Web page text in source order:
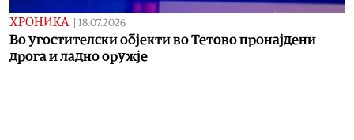
ХРОНИКА 18.07.2026
Во угостителски објекти во Тетово пронајдени
дрога и ладно оружје